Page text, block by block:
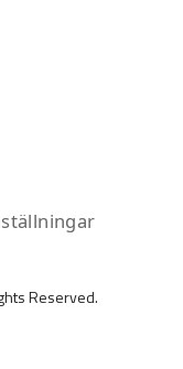
Reserved.